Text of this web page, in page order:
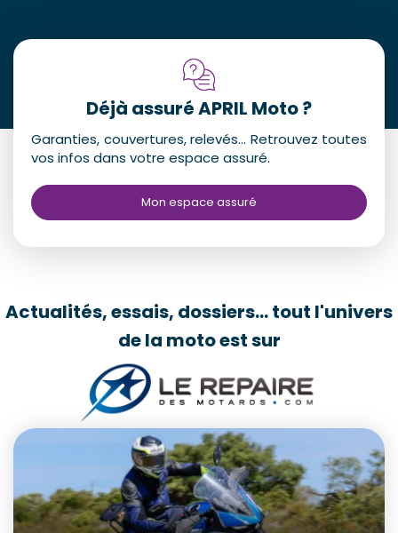
Déjà assuré APRIL Moto ?
Garanties, couvertures, relevés... Retrouvez toutes
vos infos dans votre espace assuré.
Mon espace assuré
Actualités, essais, dossiers... tout l'univers
de la moto est sur